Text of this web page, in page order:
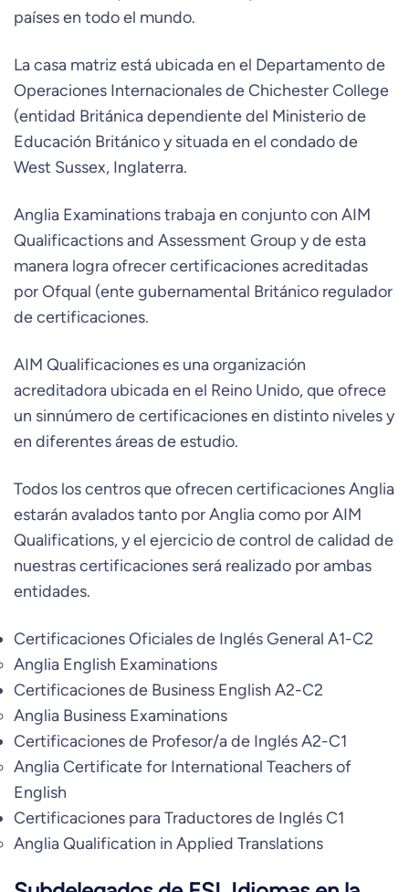
países en todo el mundo.
La casa matriz está ubicada en el Departamento de
Operaciones Internacionales de Chichester College
(entidad Británica dependiente del Ministerio de
Educación Británico y situada en el condado de
West Sussex, Inglaterra.
Anglia Examinations trabaja en conjunto con AIM
Qualificactions and Assessment Group y de esta
manera logra ofrecer certificaciones acreditadas
por Ofqual (ente gubernamental Británico regulador
de certificaciones.
AIM Qualificaciones es una organización
acreditadora ubicada en el Reino Unido, que ofrece
un sinnúmero de certificaciones en distinto niveles y
en diferentes áreas de estudio.
Todos los centros que ofrecen certificaciones Anglia
estarán avalados tanto por Anglia como por AIM
Qualifications, y el ejercicio de control de calidad de
nuestras certificaciones será realizado por ambas
entidades.
Certificaciones Oficiales de Inglés General A1-C2
Anglia English Examinations
Certificaciones de Business English A2-C2
Anglia Business Examinations
Certificaciones de Profesor/a de Inglés A2-C1
Anglia Certificate for International Teachers of
English
Certificaciones para Traductores de Inglés C1
Anglia Qualification in Applied Translations